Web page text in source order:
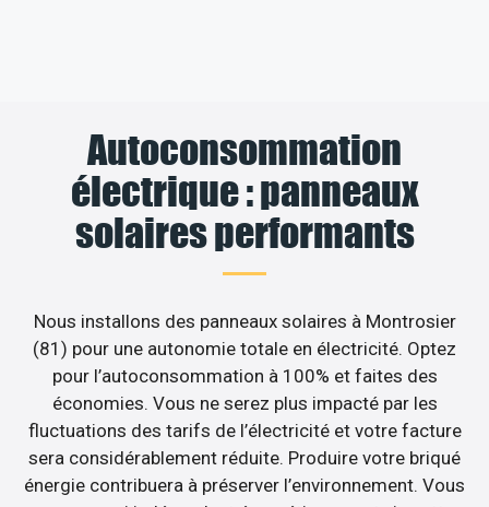
Autoconsommation
électrique : panneaux
solaires performants
Nous installons des panneaux solaires à Montrosier
(81) pour une autonomie totale en électricité. Optez
pour l’autoconsommation à 100% et faites des
économies. Vous ne serez plus impacté par les
fluctuations des tarifs de l’électricité et votre facture
sera considérablement réduite. Produire votre briqué
énergie contribuera à préserver l’environnement. Vous